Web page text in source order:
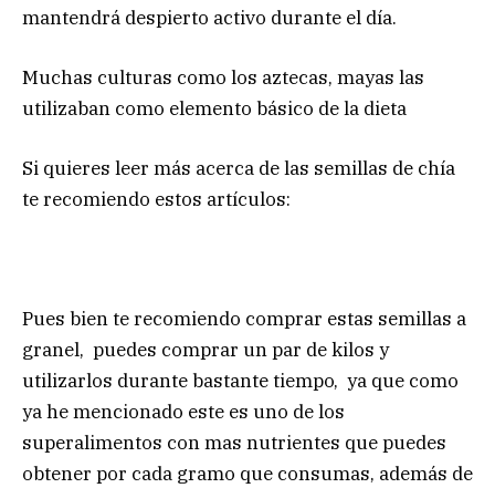
mantendrá despierto activo durante el día.
Muchas culturas como los aztecas, mayas las
utilizaban como elemento básico de la dieta
Si quieres leer más acerca de las semillas de chía
te recomiendo estos artículos:
Pues bien te recomiendo comprar estas semillas a
granel, puedes comprar un par de kilos y
utilizarlos durante bastante tiempo, ya que como
ya he mencionado este es uno de los
superalimentos con mas nutrientes que puedes
obtener por cada gramo que consumas, además de